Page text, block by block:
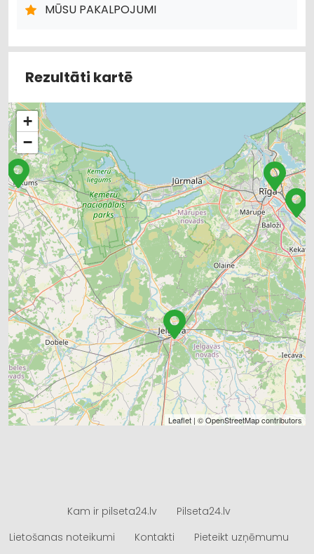
MŪSU PAKALPOJUMI
Rezultāti kartē
+
−
Leaflet | ©OpenStreetMapcontributors
Kam ir pilseta24.lv
Pilseta24.lv
Lietošanas noteikumi
Kontakti Pieteikt uzņēmumu